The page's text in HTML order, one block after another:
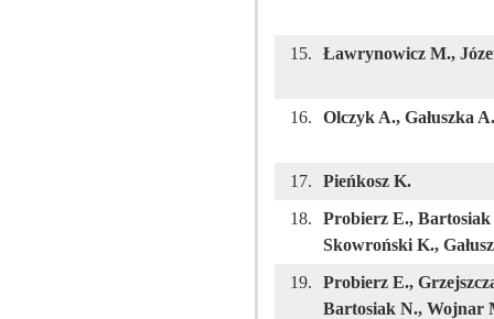
15. Ławrynowicz M.,
16. Olczyk A., Gałuszka
17.
Pieńkosz K.
18.
Probierz E.,
Skowroński K.,
19.
Probierz E.,
Bartosiak N., Wojnar